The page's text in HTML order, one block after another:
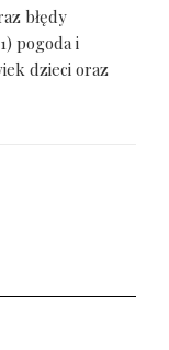
błędy
pogoda i
dzieci oraz